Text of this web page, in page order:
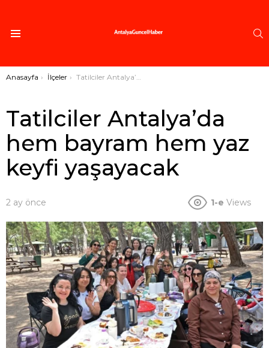
Buradasınız:
Anasayfa İlçeler Tatilciler Antalya’da hem bayram hem yaz keyfi yaşayacak
Tatilciler Antalya’da
hem bayram hem yaz
keyfi yaşayacak
2 ay önce 1-e Views